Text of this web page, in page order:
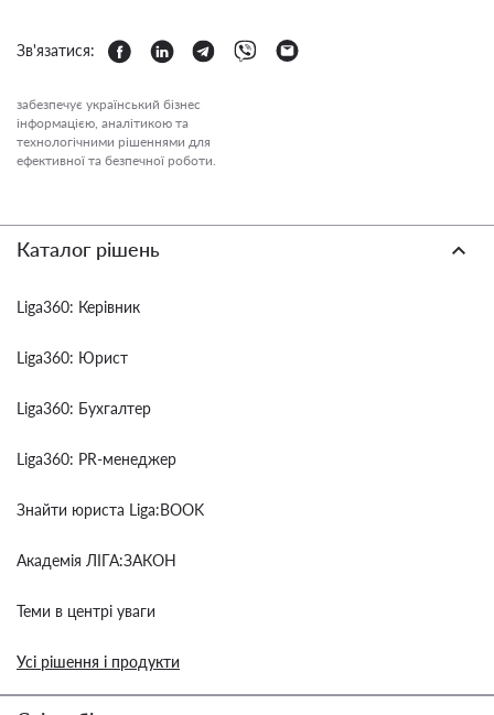
Зв'язатися:
забезпечує український бізнес
інформацією, аналітикою та
технологічними рішеннями для
ефективної та безпечної роботи.
Каталог рішень
Liga360: Керівник
Liga360: Юрист
Liga360: Бухгалтер
Liga360: PR-менеджер
Знайти юриста Liga:BOOK
Академія ЛІГА:ЗАКОН
Теми в центрі уваги
Усі рішення і продукти